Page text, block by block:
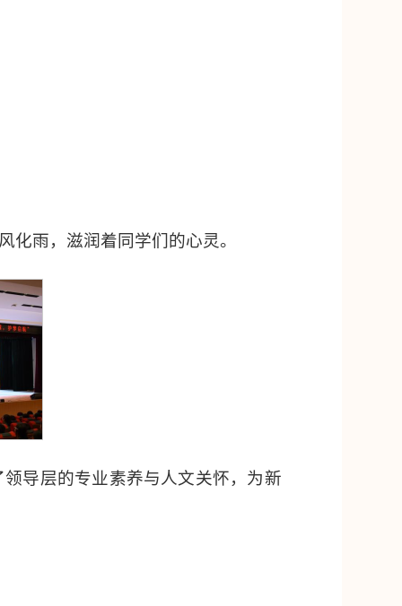
雨，滋润着同学们的心灵。
导层的专业素养与人文关怀，为新